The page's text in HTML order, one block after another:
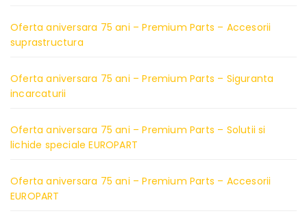
Oferta aniversara 75 ani – Premium Parts – Accesorii
suprastructura
Oferta aniversara 75 ani – Premium Parts – Siguranta
incarcaturii
Oferta aniversara 75 ani – Premium Parts – Solutii si
lichide speciale EUROPART
Oferta aniversara 75 ani – Premium Parts – Accesorii
EUROPART